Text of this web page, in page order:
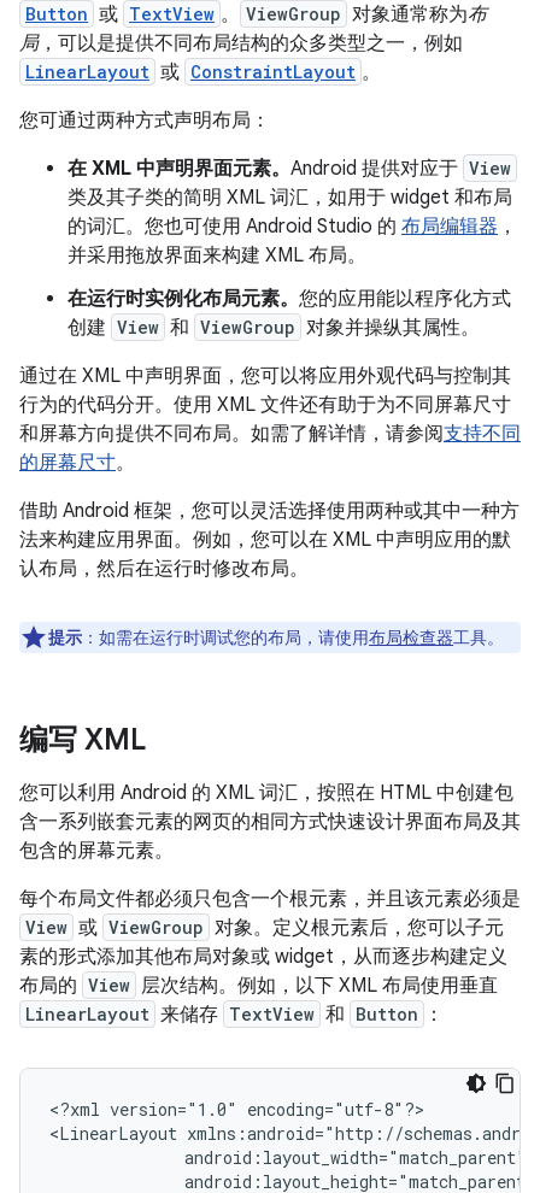
Button 或 TextView 。 ViewGroup 对象通常称为布
局，可以是提供不同布局结构的众多类型之一，例如
LinearLayout 或 ConstraintLayout 。
您可通过两种方式声明布局：
在 XML 中声明界面元素。 Android 提供对应于 View
类及其子类的简明 XML 词汇，如用于 widget 和布局
的词汇。您也可使用 Android Studio 的 布局编辑器 ，
并采用拖放界面来构建 XML 布局。
在运行时实例化布局元素。 您的应用能以程序化方式
创建 View 和 ViewGroup 对象并操纵其属性。
通过在 XML 中声明界面，您可以将应用外观代码与控制其
行为的代码分开。使用 XML 文件还有助于为不同屏幕尺寸
和屏幕方向提供不同布局。如需了解详情，请参阅支持不同
的屏幕尺寸。
借助 Android 框架，您可以灵活选择使用两种或其中一种方
法来构建应用界面。例如，您可以在 XML 中声明应用的默
认布局，然后在运行时修改布局。
提示 ：如需在运行时调试您的布局，请使用布局检查器工具。
编写 XML
您可以利用 Android 的 XML 词汇，按照在 HTML 中创建包
含一系列嵌套元素的网页的相同方式快速设计界面布局及其
包含的屏幕元素。
每个布局文件都必须只包含一个根元素，并且该元素必须是
View 或 ViewGroup 对象。定义根元素后，您可以子元
素的形式添加其他布局对象或 widget，从而逐步构建定义
布局的 View 层次结构。例如，以下 XML 布局使用垂直
LinearLayout 来储存 TextView 和 Button ：
<?xml version="1.0"
encoding="utf-8"?>
<LinearLayout